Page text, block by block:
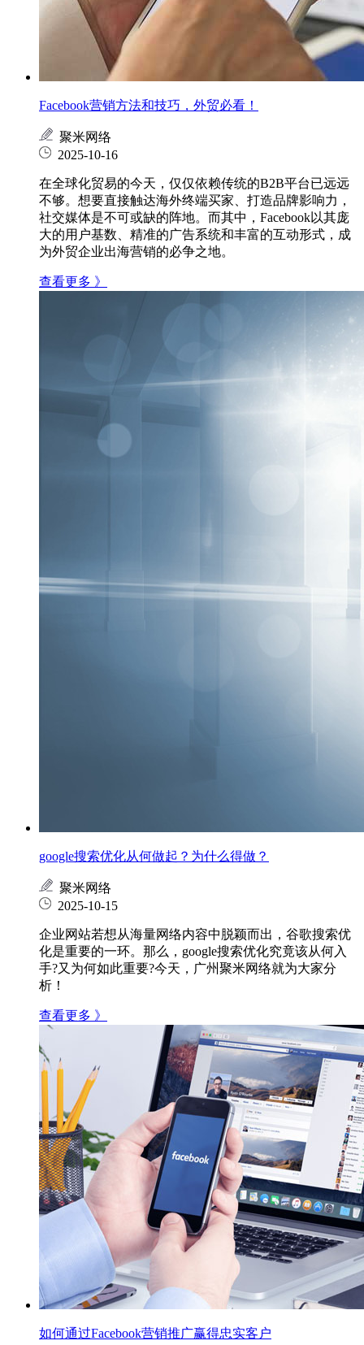
Facebook营销方法和技巧，外贸必看！
聚米网络
2025-10-16
在全球化贸易的今天，仅仅依赖传统的B2B平台已远远
不够。想要直接触达海外终端买家、打造品牌影响力，
社交媒体是不可或缺的阵地。而其中，Facebook以其庞
大的用户基数、精准的广告系统和丰富的互动形式，成
为外贸企业出海营销的必争之地。
查看更多 》
google搜索优化从何做起？为什么得做？
聚米网络
2025-10-15
企业网站若想从海量网络内容中脱颖而出，谷歌搜索优
化是重要的一环。那么，google搜索优化究竟该从何入
手?又为何如此重要?今天，广州聚米网络就为大家分
析！
查看更多 》
如何通过Facebook营销推广赢得忠实客户